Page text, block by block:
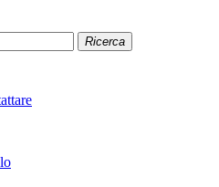
Ricerca